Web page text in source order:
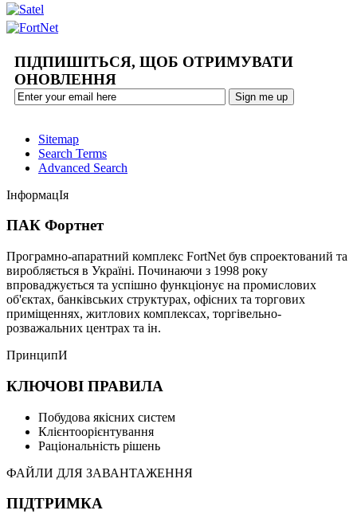
ПІДПИШІТЬСЯ, ЩОБ ОТРИМУВАТИ
ОНОВЛЕННЯ
Sitemap
Search Terms
Advanced Search
ІнформацІя
ПАК Фортнет
Програмно-апаратний комплекс FortNet був спроектований та
виробляється в Україні. Починаючи з 1998 року
впроваджується та успішно функціонує на промислових
об'єктах, банківських структурах, офісних та торгових
приміщеннях, житлових комплексах, торгівельно-
розважальних центрах та ін.
ПринципИ
КЛЮЧОВІ ПРАВИЛА
Побудова якісних систем
Клієнтоорієнтування
Раціональність рішень
ФАЙЛИ ДЛЯ ЗАВАНТАЖЕННЯ
ПІДТРИМКА